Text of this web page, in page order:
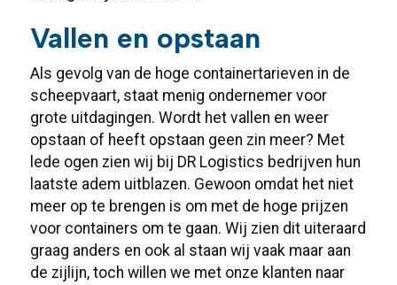
Vallen en opstaan
Als gevolg van de hoge containertarieven in de
scheepvaart, staat menig ondernemer voor
grote uitdagingen. Wordt het vallen en weer
opstaan of heeft opstaan geen zin meer? Met
lede ogen zien wij bij DR Logistics bedrijven hun
laatste adem uitblazen. Gewoon omdat het niet
meer op te brengen is om met de hoge prijzen
voor containers om te gaan. Wij zien dit uiteraard
graag anders en ook al staan wij vaak maar aan
de zijlijn, toch willen we met onze klanten naar